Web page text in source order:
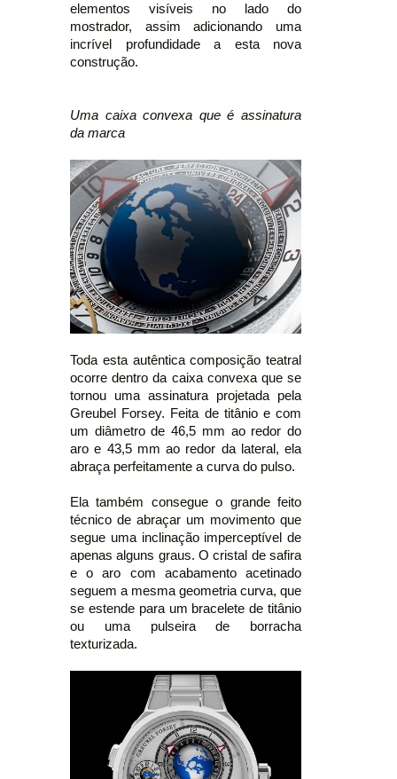
elementos visíveis no lado do
mostrador, assim adicionando uma
incrível profundidade a esta nova
construção.
Uma caixa convexa que é assinatura
da marca
Toda esta autêntica composição teatral
ocorre dentro da caixa convexa que se
tornou uma assinatura projetada pela
Greubel Forsey. Feita de titânio e com
um diâmetro de 46,5 mm ao redor do
aro e 43,5 mm ao redor da lateral, ela
abraça perfeitamente a curva do pulso.
Ela também consegue o grande feito
técnico de abraçar um movimento que
segue uma inclinação imperceptível de
apenas alguns graus. O cristal de safira
e o aro com acabamento acetinado
seguem a mesma geometria curva, que
se estende para um bracelete de titânio
ou uma pulseira de borracha
texturizada.